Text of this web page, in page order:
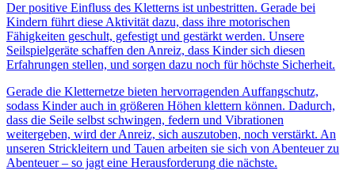
Der positive Einfluss des Kletterns ist unbestritten. Gerade bei
Kindern führt diese Aktivität dazu, dass ihre motorischen
Fähigkeiten geschult, gefestigt und gestärkt werden. Unsere
Seilspielgeräte schaffen den Anreiz, dass Kinder sich diesen
Erfahrungen stellen, und sorgen dazu noch für höchste Sicherheit.
Gerade die Kletternetze bieten hervorragenden Auffangschutz,
sodass Kinder auch in größeren Höhen klettern können. Dadurch,
dass die Seile selbst schwingen, federn und Vibrationen
weitergeben, wird der Anreiz, sich auszutoben, noch verstärkt. An
unseren Strickleitern und Tauen arbeiten sie sich von Abenteuer zu
Abenteuer – so jagt eine Herausforderung die nächste.